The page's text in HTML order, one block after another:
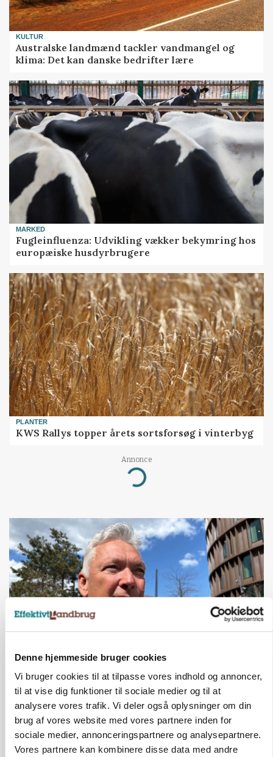
Denne hjemmeside bruger cookies
Vi bruger cookies til at tilpasse vores indhold og annoncer,
til at vise dig funktioner til sociale medier og til at
analysere vores trafik. Vi deler også oplysninger om din
brug af vores website med vores partnere inden for
sociale medier, annonceringspartnere og analysepartnere.
Vores partnere kan kombinere disse data med andre
KULTUR
Australske landmænd tackler vandmangel og
klima: Det kan danske bedrifter lære
MARKED
Fugleinfluenza: Udvikling vækker bekymring hos
europæiske husdyrbrugere
PLANTER
KWS Rallys topper årets sortsforsøg i vinterbyg
Annonce
Loading...
Fjerkræbranchen: - Vi forlanger ens
konkurrence- og produktionsvilkår
Annonce